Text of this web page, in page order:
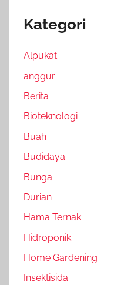
Kategori
Alpukat
anggur
Berita
Bioteknologi
Buah
Budidaya
Bunga
Durian
Hama Ternak
Hidroponik
Home Gardening
Insektisida